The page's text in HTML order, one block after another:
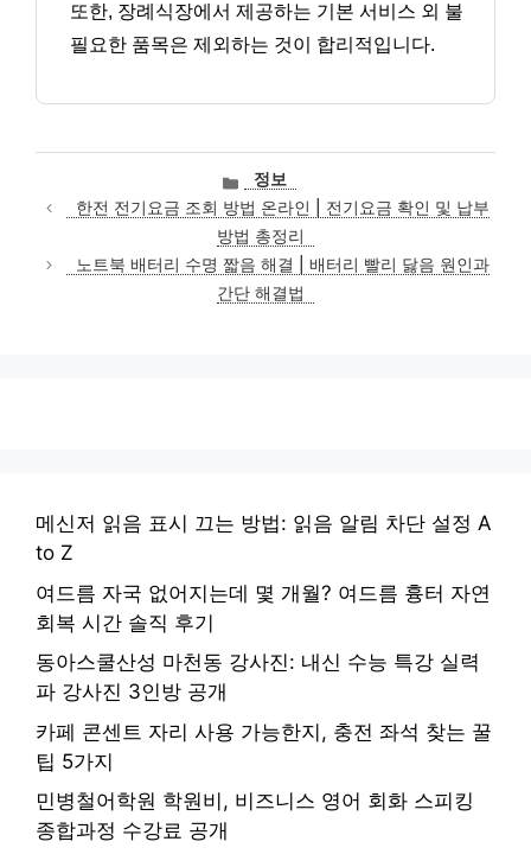
또한, 장례식장에서 제공하는 기본 서비스 외 불
필요한 품목은 제외하는 것이 합리적입니다.
카
테
고
리
정보
한전 전기요금 조회 방법 온라인 | 전기요금 확인 및 납부
방법 총정리
노트북 배터리 수명 짧음 해결 | 배터리 빨리 닳음 원인과
간단 해결법
메신저 읽음 표시 끄는 방법: 읽음 알림 차단 설정 A
to Z
여드름 자국 없어지는데 몇 개월? 여드름 흉터 자연
회복 시간 솔직 후기
동아스쿨산성 마천동 강사진: 내신 수능 특강 실력
파 강사진 3인방 공개
카페 콘센트 자리 사용 가능한지, 충전 좌석 찾는 꿀
팁 5가지
민병철어학원 학원비, 비즈니스 영어 회화 스피킹
종합과정 수강료 공개